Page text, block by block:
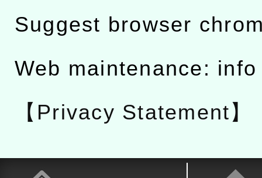
Suggest browser
Web maintenance:
【Privacy Statement】